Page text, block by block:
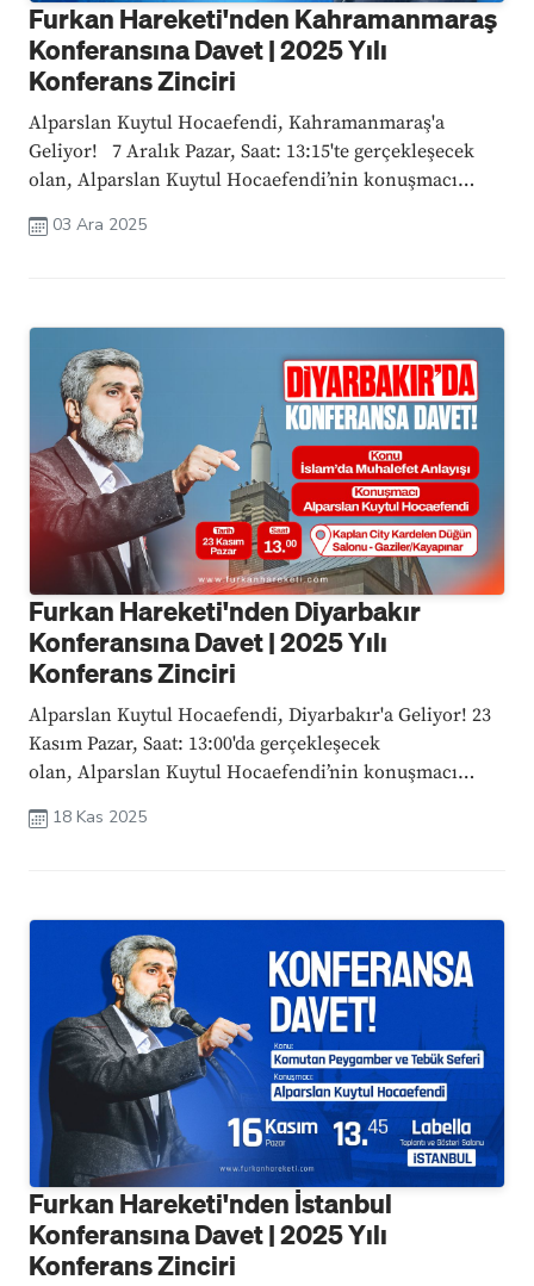
Furkan Hareketi'nden Kahramanmaraş
Konferansına Davet | 2025 Yılı
Konferans Zinciri
Alparslan Kuytul Hocaefendi, Kahramanmaraş'a
Geliyor! 7 Aralık Pazar, Saat: 13:15'te gerçekleşecek
olan, Alparslan Kuytul Hocaefendi’nin konuşmacı
Vasıfları konusu ele alınacak; Kur'an'ın mümin bir kulu
03 Ara 2025
Furkan Hareketi'nden Diyarbakır
Konferansına Davet | 2025 Yılı
Konferans Zinciri
Alparslan Kuytul Hocaefendi, Diyarbakır'a Geliyor! 23
Kasım Pazar, Saat: 13:00'da gerçekleşecek
olan, Alparslan Kuytul Hocaefendi’nin konuşmacı
Anlayışı konusu ele alınacak; İslam'da muhalefet
18 Kas 2025
Furkan Hareketi'nden İstanbul
Konferansına Davet | 2025 Yılı
Konferans Zinciri